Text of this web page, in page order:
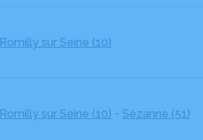
Romilly sur Seine (10)
Romilly sur Seine (10) - Sézanne (51)